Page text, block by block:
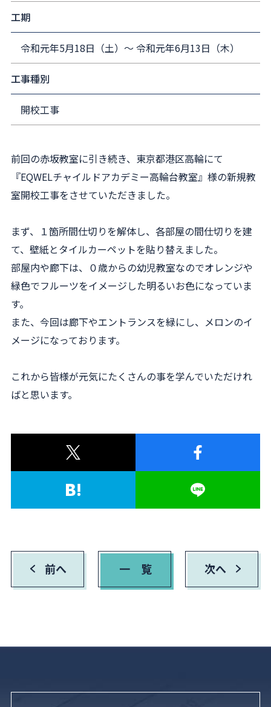
工期
令和元年5月18日（土）～ 令和元年6月13日（木）
工事種別
開校工事
前回の赤坂教室に引き続き、東京都港区高輪にて
『EQWELチャイルドアカデミー高輪台教室』様の新規教
室開校工事をさせていただきました。
まず、１箇所間仕切りを解体し、各部屋の間仕切りを建
て、壁紙とタイルカーペットを貼り替えました。
部屋内や廊下は、０歳からの幼児教室なのでオレンジや
緑色でフルーツをイメージした明るいお色になっていま
す。
また、今回は廊下やエントランスを緑にし、メロンのイ
メージになっております。
これから皆様が元気にたくさんの事を学んでいただけれ
ばと思います。
前へ 一 覧 次へ